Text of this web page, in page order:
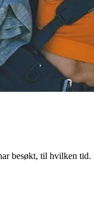
besøkt, til hvilken tid.